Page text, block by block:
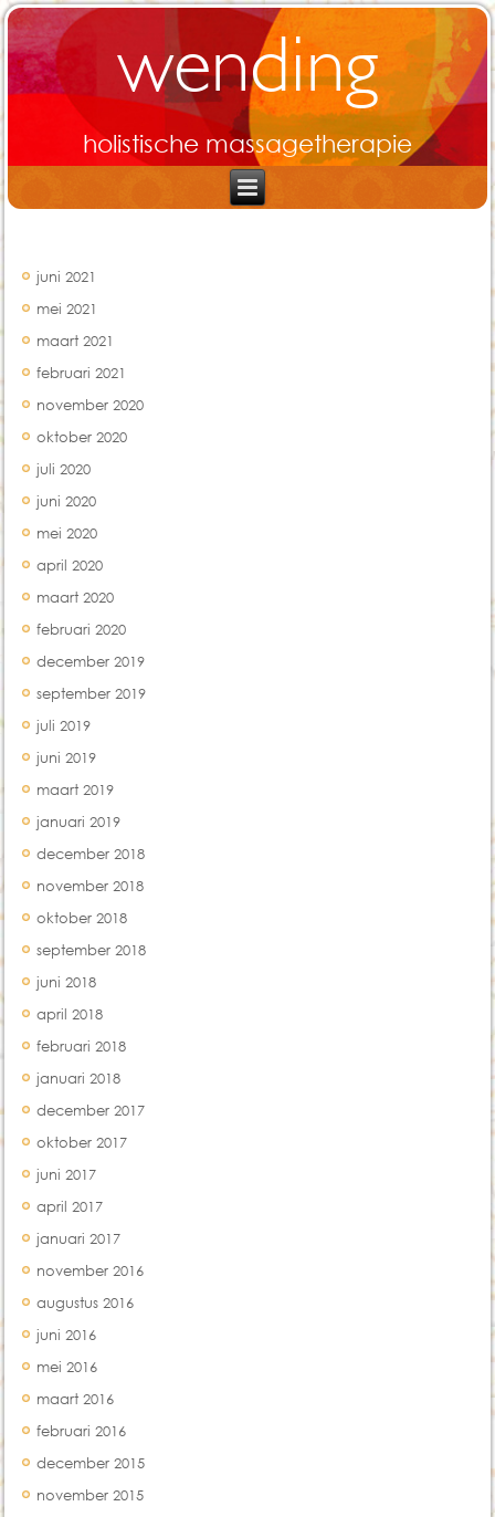
wending
holistische massagetherapie
juni 2021
mei 2021
maart 2021
februari 2021
november 2020
oktober 2020
juli 2020
juni 2020
mei 2020
april 2020
maart 2020
februari 2020
december 2019
september 2019
juli 2019
juni 2019
maart 2019
januari 2019
december 2018
november 2018
oktober 2018
september 2018
juni 2018
april 2018
februari 2018
januari 2018
december 2017
oktober 2017
juni 2017
april 2017
januari 2017
november 2016
augustus 2016
juni 2016
mei 2016
maart 2016
februari 2016
december 2015
november 2015